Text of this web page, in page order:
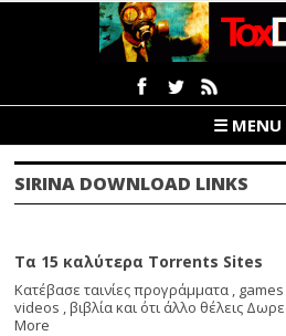
☰ MENU
SIRINA DOWNLOAD LINKS
Τα 15 καλύτερα Torrents Sites
Κατέβασε ταινίες προγράμματα ,
videos , βιβλία και ότι άλλο θέλεις
More